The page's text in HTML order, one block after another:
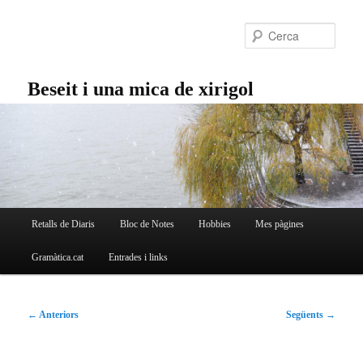
principalBeseit i una mica de xirigol
MenúRetalls de Diaris Bloc de Notes Hobbies Mes pàgines
Gramàtica.cat Entrades i links
Navegació
← Anteriors Següents →